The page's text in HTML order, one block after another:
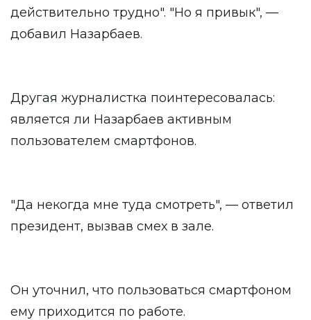
действительно трудно". "Но я привык", —
добавил Назарбаев.
Другая журналистка поинтересовалась:
является ли Назарбаев активным
пользователем смартфонов.
"Да некогда мне туда смотреть", — ответил
президент, вызвав смех в зале.
Он уточнил, что пользоваться смартфоном
ему приходится по работе.